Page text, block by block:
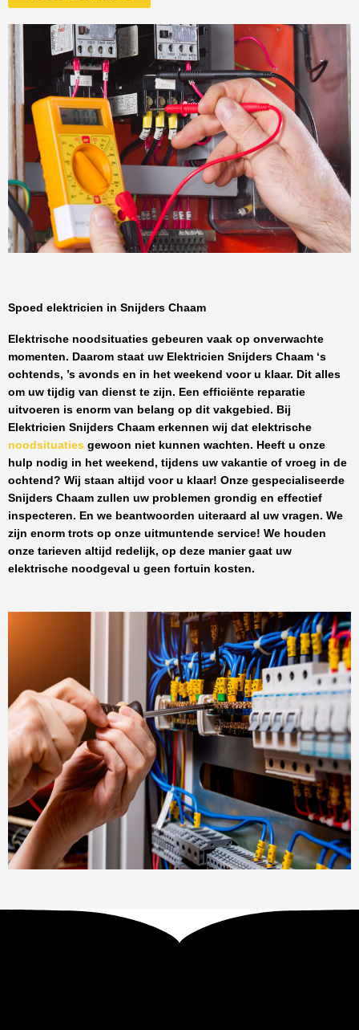
Spoed elektricien in Snijders Chaam
Elektrische noodsituaties gebeuren vaak op onverwachte
momenten. Daarom staat uw Elektricien Snijders Chaam ‘s
ochtends, ’s avonds en in het weekend voor u klaar. Dit alles
om uw tijdig van dienst te zijn. Een efficiënte reparatie
uitvoeren is enorm van belang op dit vakgebied. Bij
Elektricien Snijders Chaam erkennen wij dat elektrische
noodsituaties gewoon niet kunnen wachten. Heeft u onze
hulp nodig in het weekend, tijdens uw vakantie of vroeg in de
ochtend? Wij staan altijd voor u klaar! Onze gespecialiseerde
Snijders Chaam zullen uw problemen grondig en effectief
inspecteren. En we beantwoorden uiteraard al uw vragen. We
zijn enorm trots op onze uitmuntende service! We houden
onze tarieven altijd redelijk, op deze manier gaat uw
elektrische noodgeval u geen fortuin kosten.